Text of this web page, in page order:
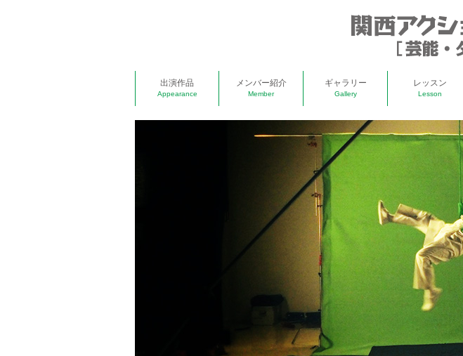
出演作品
Appearance
メンバー紹介
Member
ギャラリー
Gallery
レッスン
Lesson